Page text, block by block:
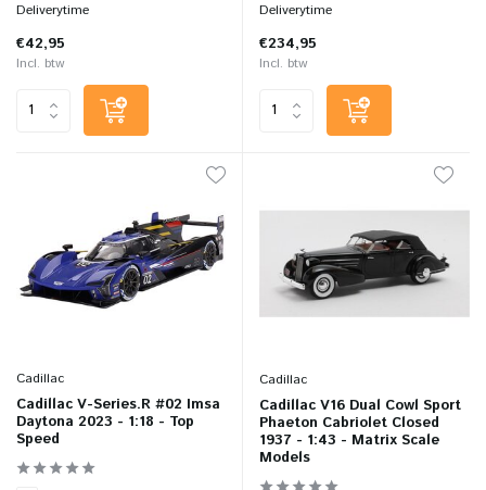
Deliverytime
€42,95
Incl. btw
Deliverytime
€234,95
Incl. btw
Cadillac
Cadillac V-Series.R #02 Imsa
Daytona 2023 - 1:18 - Top
Speed
Cadillac
Cadillac V16 Dual Cowl Sport
Phaeton Cabriolet Closed
1937 - 1:43 - Matrix Scale
Models